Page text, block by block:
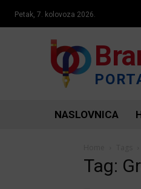
Petak, 7. kolovoza 2026.
NASLOVNICA
Tag: